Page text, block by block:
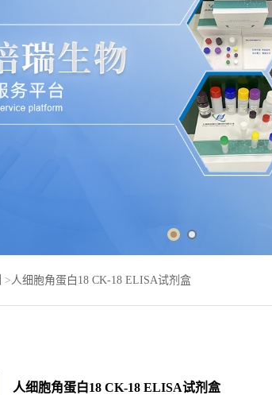
> 人细胞角蛋白18 CK-18 ELISA试剂盒
人细胞角蛋白18 CK-18 ELISA试剂盒